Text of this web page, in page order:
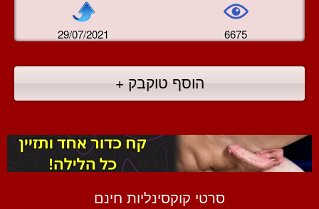
29/07/2021 6675
הוסף טוקבק +
סרטי קוקסינליות חינם